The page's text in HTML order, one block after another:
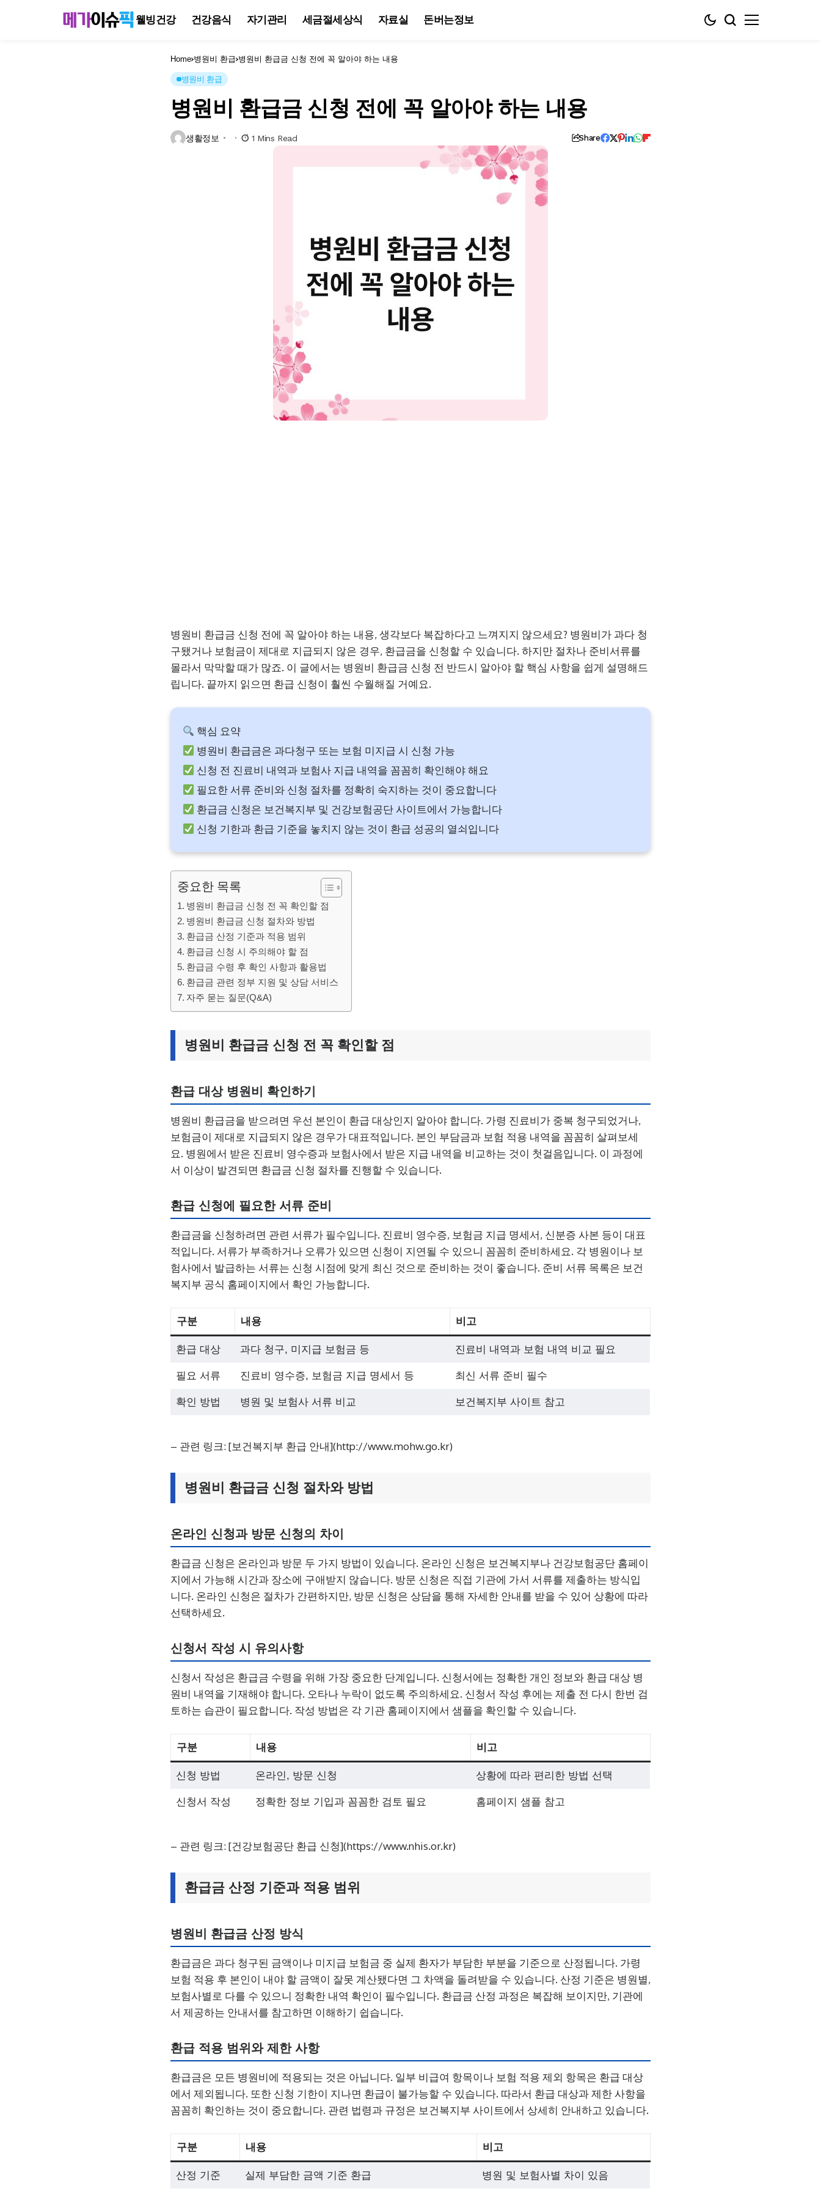
웰빙건강 건강음식 자기관리 세금절세상식 자료실 돈버는정보
Home 병원비 환급 병원비 환급금 신청 전에 꼭 알아야 하는 내용
병원비 환급
병원비 환급금 신청 전에 꼭 알아야 하는 내용
생활정보 1 Mins Read Share
병원비 환급금 신청 전에 꼭 알아야 하는 내용, 생각보다 복잡하다고 느껴지지 않으세요? 병원비가 과다 청
구됐거나 보험금이 제대로 지급되지 않은 경우, 환급금을 신청할 수 있습니다. 하지만 절차나 준비서류를
몰라서 막막할 때가 많죠. 이 글에서는 병원비 환급금 신청 전 반드시 알아야 할 핵심 사항을 쉽게 설명해드
립니다. 끝까지 읽으면 환급 신청이 훨씬 수월해질 거예요.
핵심 요약
병원비 환급금은 과다청구 또는 보험 미지급 시 신청 가능
신청 전 진료비 내역과 보험사 지급 내역을 꼼꼼히 확인해야 해요
필요한 서류 준비와 신청 절차를 정확히 숙지하는 것이 중요합니다
환급금 신청은 보건복지부 및 건강보험공단 사이트에서 가능합니다
신청 기한과 환급 기준을 놓치지 않는 것이 환급 성공의 열쇠입니다
중요한 목록
병원비 환급금 신청 전 꼭 확인할 점
병원비 환급금 신청 절차와 방법
환급금 산정 기준과 적용 범위
환급금 신청 시 주의해야 할 점
환급금 수령 후 확인 사항과 활용법
환급금 관련 정부 지원 및 상담 서비스
자주 묻는 질문(Q&A)
병원비 환급금 신청 전 꼭 확인할 점
환급 대상 병원비 확인하기
병원비 환급금을 받으려면 우선 본인이 환급 대상인지 알아야 합니다. 가령 진료비가 중복 청구되었거나,
보험금이 제대로 지급되지 않은 경우가 대표적입니다. 본인 부담금과 보험 적용 내역을 꼼꼼히 살펴보세
요. 병원에서 받은 진료비 영수증과 보험사에서 받은 지급 내역을 비교하는 것이 첫걸음입니다. 이 과정에
서 이상이 발견되면 환급금 신청 절차를 진행할 수 있습니다.
환급 신청에 필요한 서류 준비
환급금을 신청하려면 관련 서류가 필수입니다. 진료비 영수증, 보험금 지급 명세서, 신분증 사본 등이 대표
적입니다. 서류가 부족하거나 오류가 있으면 신청이 지연될 수 있으니 꼼꼼히 준비하세요. 각 병원이나 보
험사에서 발급하는 서류는 신청 시점에 맞게 최신 것으로 준비하는 것이 좋습니다. 준비 서류 목록은 보건
복지부 공식 홈페이지에서 확인 가능합니다.
구분 내용 비고
환급 대상 과다 청구, 미지급 보험금 등 진료비 내역과 보험 내역 비교 필요
필요 서류 진료비 영수증, 보험금 지급 명세서 등 최신 서류 준비 필수
확인 방법 병원 및 보험사 서류 비교 보건복지부 사이트 참고
– 관련 링크: [보건복지부 환급 안내](http://www.mohw.go.kr)
병원비 환급금 신청 절차와 방법
온라인 신청과 방문 신청의 차이
환급금 신청은 온라인과 방문 두 가지 방법이 있습니다. 온라인 신청은 보건복지부나 건강보험공단 홈페이
지에서 가능해 시간과 장소에 구애받지 않습니다. 방문 신청은 직접 기관에 가서 서류를 제출하는 방식입
니다. 온라인 신청은 절차가 간편하지만, 방문 신청은 상담을 통해 자세한 안내를 받을 수 있어 상황에 따라
선택하세요.
신청서 작성 시 유의사항
신청서 작성은 환급금 수령을 위해 가장 중요한 단계입니다. 신청서에는 정확한 개인 정보와 환급 대상 병
원비 내역을 기재해야 합니다. 오타나 누락이 없도록 주의하세요. 신청서 작성 후에는 제출 전 다시 한번 검
토하는 습관이 필요합니다. 작성 방법은 각 기관 홈페이지에서 샘플을 확인할 수 있습니다.
구분 내용 비고
신청 방법 온라인, 방문 신청 상황에 따라 편리한 방법 선택
신청서 작성 정확한 정보 기입과 꼼꼼한 검토 필요 홈페이지 샘플 참고
– 관련 링크: [건강보험공단 환급 신청](https://www.nhis.or.kr)
환급금 산정 기준과 적용 범위
병원비 환급금 산정 방식
환급금은 과다 청구된 금액이나 미지급 보험금 중 실제 환자가 부담한 부분을 기준으로 산정됩니다. 가령
보험 적용 후 본인이 내야 할 금액이 잘못 계산됐다면 그 차액을 돌려받을 수 있습니다. 산정 기준은 병원별,
보험사별로 다를 수 있으니 정확한 내역 확인이 필수입니다. 환급금 산정 과정은 복잡해 보이지만, 기관에
서 제공하는 안내서를 참고하면 이해하기 쉽습니다.
환급 적용 범위와 제한 사항
환급금은 모든 병원비에 적용되는 것은 아닙니다. 일부 비급여 항목이나 보험 적용 제외 항목은 환급 대상
에서 제외됩니다. 또한 신청 기한이 지나면 환급이 불가능할 수 있습니다. 따라서 환급 대상과 제한 사항을
꼼꼼히 확인하는 것이 중요합니다. 관련 법령과 규정은 보건복지부 사이트에서 상세히 안내하고 있습니다.
구분 내용 비고
산정 기준 실제 부담한 금액 기준 환급 병원 및 보험사별 차이 있음